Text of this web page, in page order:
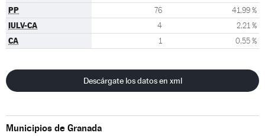
PP 76 41,99 %
IULV-CA 4 2,21 %
CA 1 0,55 %
Descárgate los datos en xml
Municipios de Granada